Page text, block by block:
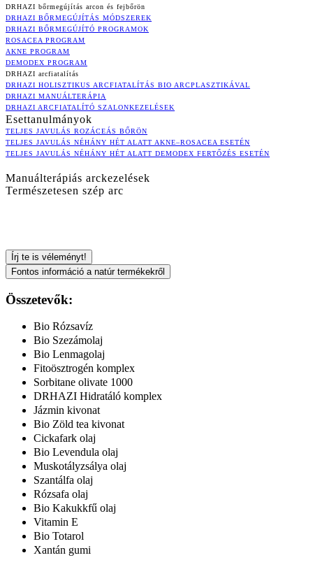
DRHAZI bőrmegújítás arcon és fejbőrön
DRHAZI BŐRMEGÚJÍTÁS MÓDSZEREK
DRHAZI BŐRMEGÚJÍTÓ PROGRAMOK
ROSACEA PROGRAM
AKNE PROGRAM
DEMODEX PROGRAM
DRHAZI arcfiatalítás
DRHAZI HOLISZTIKUS ARCFIATALÍTÁS BIO ARCPLASZTIKÁVAL
DRHAZI MANUÁLTERÁPIA
DRHAZI ARCFIATALÍTÓ SZALONKEZELÉSEK
Esettanulmányok
TELJES JAVULÁS ROZÁCEÁS BŐRÖN
TELJES JAVULÁS NÉHÁNY HÉT ALATT AKNE–ROSACEA ESETÉN
TELJES JAVULÁS NÉHÁNY HÉT ALATT DEMODEX FERTŐZÉS ESETÉN
Manuálterápiás arckezelések
Természetesen szép arc
Írj te is véleményt!
Fontos információ a natúr termékekről
Összetevők:
Bio Rózsavíz
Bio Szezámolaj
Bio Lenmagolaj
Fitoösztrogén komplex
Sorbitane olivate 1000
DRHAZI Hidratáló komplex
Jázmin kivonat
Bio Zöld tea kivonat
Cickafark olaj
Bio Levendula olaj
Muskotályzsálya olaj
Szantálfa olaj
Rózsafa olaj
Bio Kakukkfű olaj
Vitamin E
Bio Totarol
Xantán gumi